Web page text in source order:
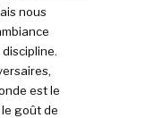
nous
est le
le goût de